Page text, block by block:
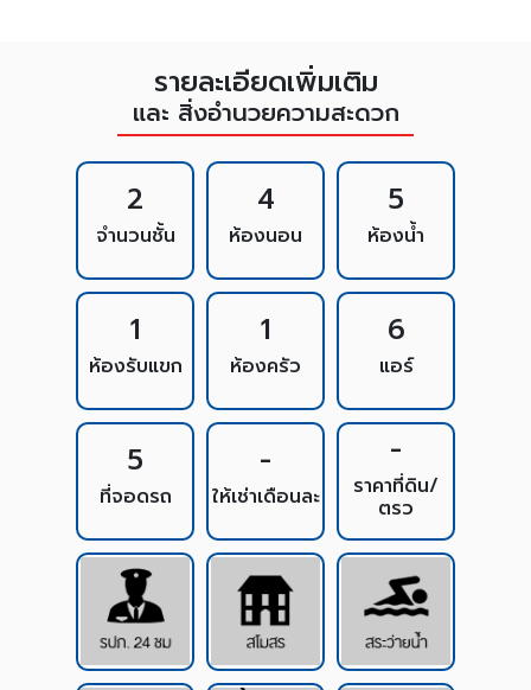
รายละเอียดเพิ่มเติม
และ สิ่งอำนวยความสะดวก
2
จำนวนชั้น
4
ห้องนอน
5
ห้องน้ำ
1
ห้องรับแขก
1
ห้องครัว
6
แอร์
5
ที่จอดรถ
-
ให้เช่าเดือนละ
-
ราคาที่ดิน/
ตรว